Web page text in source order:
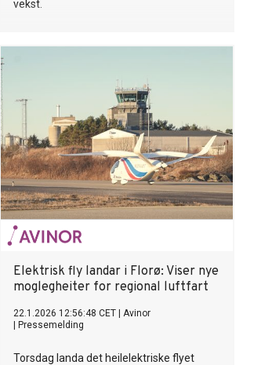
vekst.
Elektrisk fly landar i Florø: Viser nye
moglegheiter for regional luftfart
22.1.2026 12:56:48 CET
Avinor
Pressemelding
Torsdag landa det heilelektriske flyet